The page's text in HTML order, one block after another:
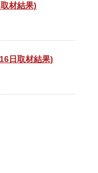
材結果)
日取材結果)